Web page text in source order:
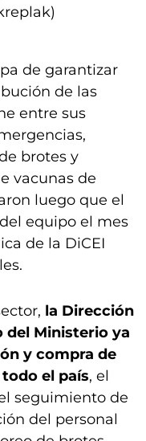
de garantizar
de las
entre sus
brotes y
vacunas de
luego que el
equipo el mes
de la DiCEI
la Dirección
del Ministerio ya
y compra de
el país, el
seguimiento de
del personal